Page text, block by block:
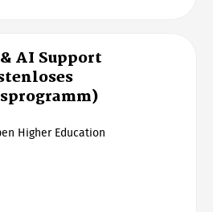
AI Support
Higher Education